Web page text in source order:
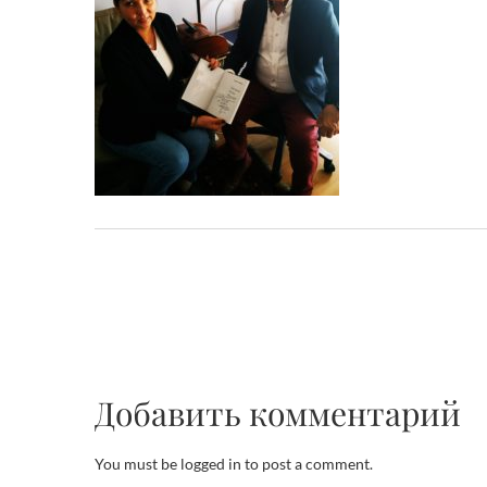
Добавить комментарий
You must be logged in to post a comment.